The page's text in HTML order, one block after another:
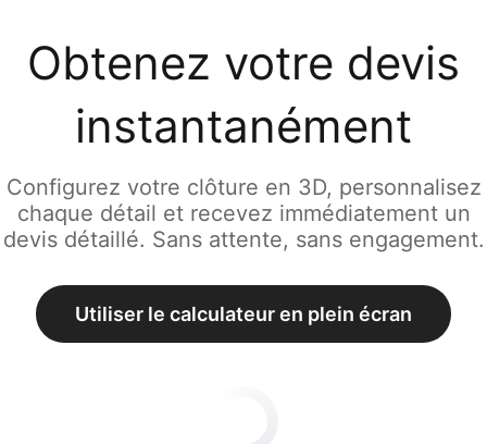
Obtenez votre devis
instantanément
Configurez votre clôture en 3D, personnalisez
chaque détail et recevez immédiatement un
devis détaillé. Sans attente, sans engagement.
Utiliser le calculateur en plein écran